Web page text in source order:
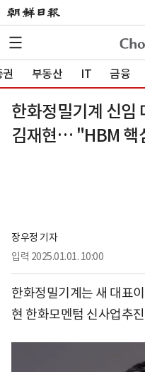
부동산 IT 금융
한화정밀기계 신임
김재현… "HBM 핵
장우정 기자
입력 2025.01.01. 10:00
한화정밀기계는 새 대표
현 한화모멘텀 신사업추